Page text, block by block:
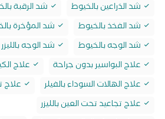
شد الذراعين بالخيوط
شد الرقبة
شد الفخذ بالخيوط
شد المؤخرة
شد الوجه بالخيوط
شد الوجه بالليزر
علاج البواسير بدون جراحة
علاج
علاج الهالات السوداء بالفيلر
علاج
علاج تجاعيد تحت العين بالليزر